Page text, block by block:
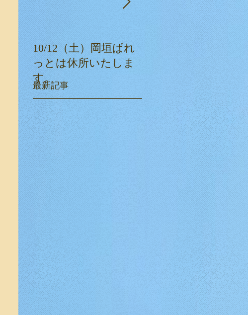
10/12（土）岡垣ぱれ
っとは休所いたしま
す。
ぱれっとクリスマス
会☆
最新記事